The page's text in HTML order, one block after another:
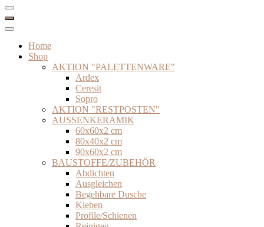
Home
Shop
AKTION "PALETTENWARE"
Ardex
Ceresit
Sopro
AKTION "RESTPOSTEN"
AUSSENKERAMIK
60x60x2 cm
80x40x2 cm
90x60x2 cm
BAUSTOFFE/ZUBEHÖR
Abdichten
Ausgleichen
Begehbare Dusche
Kleben
Profile/Schienen